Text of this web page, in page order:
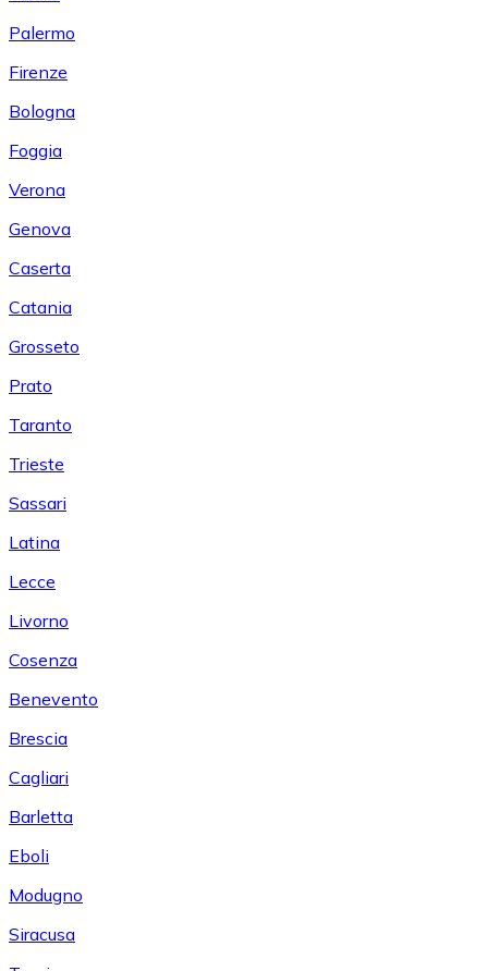
Palermo
Firenze
Bologna
Foggia
Verona
Genova
Caserta
Catania
Grosseto
Prato
Taranto
Trieste
Sassari
Latina
Lecce
Livorno
Cosenza
Benevento
Brescia
Cagliari
Barletta
Eboli
Modugno
Siracusa